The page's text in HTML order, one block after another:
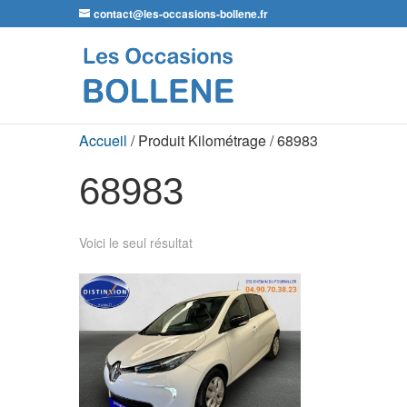
contact@les-occasions-bollene.fr
Accueil / Produit Kilométrage / 68983
68983
Voici le seul résultat